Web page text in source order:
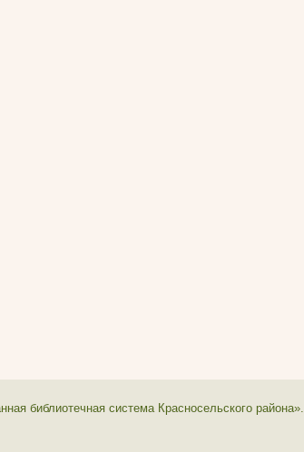
библиотечная система Красносельского района».